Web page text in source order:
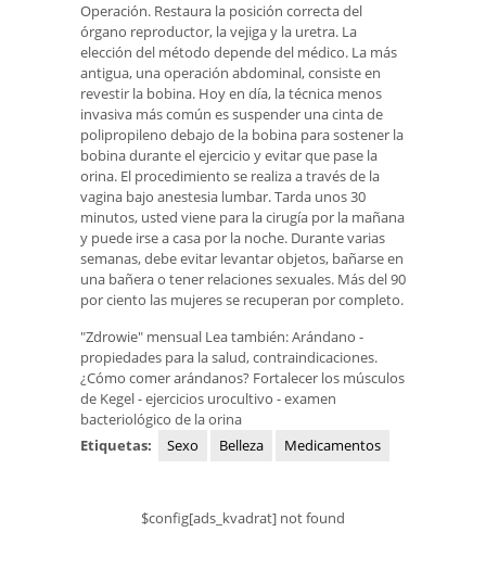
Operación. Restaura la posición correcta del
órgano reproductor, la vejiga y la uretra. La
elección del método depende del médico. La más
antigua, una operación abdominal, consiste en
revestir la bobina. Hoy en día, la técnica menos
invasiva más común es suspender una cinta de
polipropileno debajo de la bobina para sostener la
bobina durante el ejercicio y evitar que pase la
orina. El procedimiento se realiza a través de la
vagina bajo anestesia lumbar. Tarda unos 30
minutos, usted viene para la cirugía por la mañana
y puede irse a casa por la noche. Durante varias
semanas, debe evitar levantar objetos, bañarse en
una bañera o tener relaciones sexuales. Más del 90
por ciento las mujeres se recuperan por completo.
"Zdrowie" mensual Lea también: Arándano -
propiedades para la salud, contraindicaciones.
¿Cómo comer arándanos? Fortalecer los músculos
de Kegel - ejercicios urocultivo - examen
bacteriológico de la orina
Etiquetas:
Sexo Belleza Medicamentos
$config[ads_kvadrat] not found